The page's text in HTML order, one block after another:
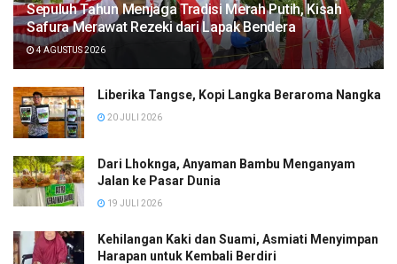
Sepuluh Tahun Menjaga Tradisi Merah Putih, Kisah
Safura Merawat Rezeki dari Lapak Bendera
4 AGUSTUS 2026
Liberika Tangse, Kopi Langka Beraroma Nangka
20 JULI 2026
Dari Lhoknga, Anyaman Bambu Menganyam
Jalan ke Pasar Dunia
19 JULI 2026
Kehilangan Kaki dan Suami, Asmiati Menyimpan
Harapan untuk Kembali Berdiri